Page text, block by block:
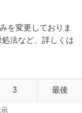
を変更しておりま
法など、詳しくは
3 最後